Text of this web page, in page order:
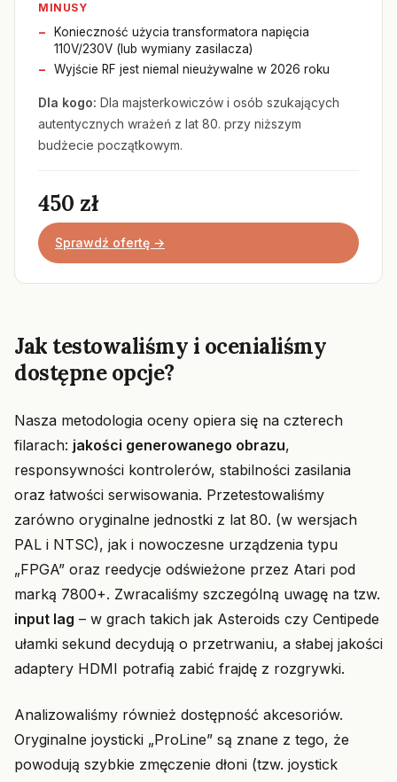
MINUSY
Konieczność użycia transformatora napięcia
110V/230V (lub wymiany zasilacza)
Wyjście RF jest niemal nieużywalne w 2026 roku
Dla kogo: Dla majsterkowiczów i osób szukających
autentycznych wrażeń z lat 80. przy niższym
budżecie początkowym.
450 zł
Sprawdź ofertę →
Jak testowaliśmy i ocenialiśmy
dostępne opcje?
Nasza metodologia oceny opiera się na czterech
filarach: jakości generowanego obrazu,
responsywności kontrolerów, stabilności zasilania
oraz łatwości serwisowania. Przetestowaliśmy
zarówno oryginalne jednostki z lat 80. (w wersjach
PAL i NTSC), jak i nowoczesne urządzenia typu
„FPGA” oraz reedycje odświeżone przez Atari pod
marką 7800+. Zwracaliśmy szczególną uwagę na tzw.
input lag – w grach takich jak Asteroids czy Centipede
ułamki sekund decydują o przetrwaniu, a słabej jakości
adaptery HDMI potrafią zabić frajdę z rozgrywki.
Analizowaliśmy również dostępność akcesoriów.
Oryginalne joysticki „ProLine” są znane z tego, że
powodują szybkie zmęczenie dłoni (tzw. joystick